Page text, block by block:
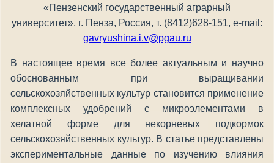
«Пензенский государственный аграрный
университет», г. Пенза, Россия, т. (8412)628-151, e-mail:
gavryushina.i.v@pgau.ru
В настоящее время все более актуальным и научно
обоснованным при выращивании
сельскохозяйственных культур становится применение
комплексных удобрений с микроэлементами в
хелатной форме для некорневых подкормок
сельскохозяйственных культур. В статье представлены
экспериментальные данные по изучению влияния